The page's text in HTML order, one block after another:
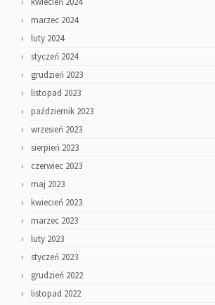
marzec 2024
luty 2024
styczeń 2024
grudzień 2023
listopad 2023
październik 2023
wrzesień 2023
sierpień 2023
czerwiec 2023
maj 2023
kwiecień 2023
marzec 2023
luty 2023
styczeń 2023
grudzień 2022
listopad 2022